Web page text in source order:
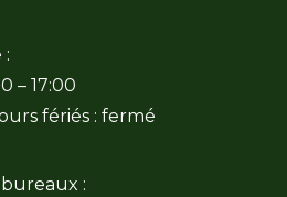
:
– 17:00
fériés : fermé
: